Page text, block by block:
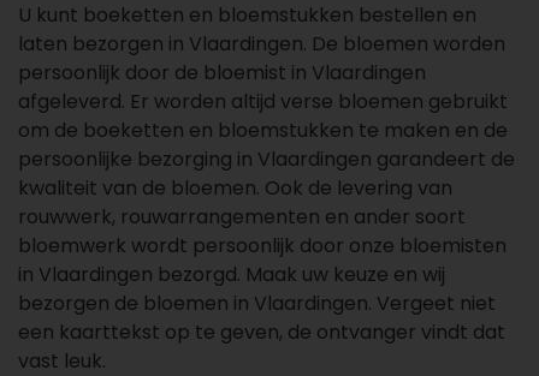
U kunt boeketten en bloemstukken bestellen en
laten bezorgen in Vlaardingen. De bloemen worden
persoonlijk door de bloemist in Vlaardingen
afgeleverd. Er worden altijd verse bloemen gebruikt
om de boeketten en bloemstukken te maken en de
persoonlijke bezorging in Vlaardingen garandeert de
kwaliteit van de bloemen. Ook de levering van
rouwwerk, rouwarrangementen en ander soort
bloemwerk wordt persoonlijk door onze bloemisten
in Vlaardingen bezorgd. Maak uw keuze en wij
bezorgen de bloemen in Vlaardingen. Vergeet niet
een kaarttekst op te geven, de ontvanger vindt dat
vast leuk.